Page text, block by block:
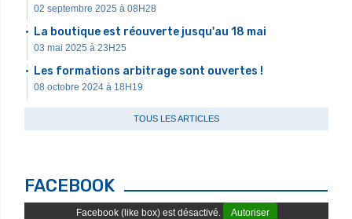
02 septembre 2025 à 08H28
La boutique est réouverte jusqu'au 18 mai
03 mai 2025 à 23H25
Les formations arbitrage sont ouvertes !
08 octobre 2024 à 18H19
TOUS LES ARTICLES
FACEBOOK
Facebook (like box) est désactivé. Autoriser